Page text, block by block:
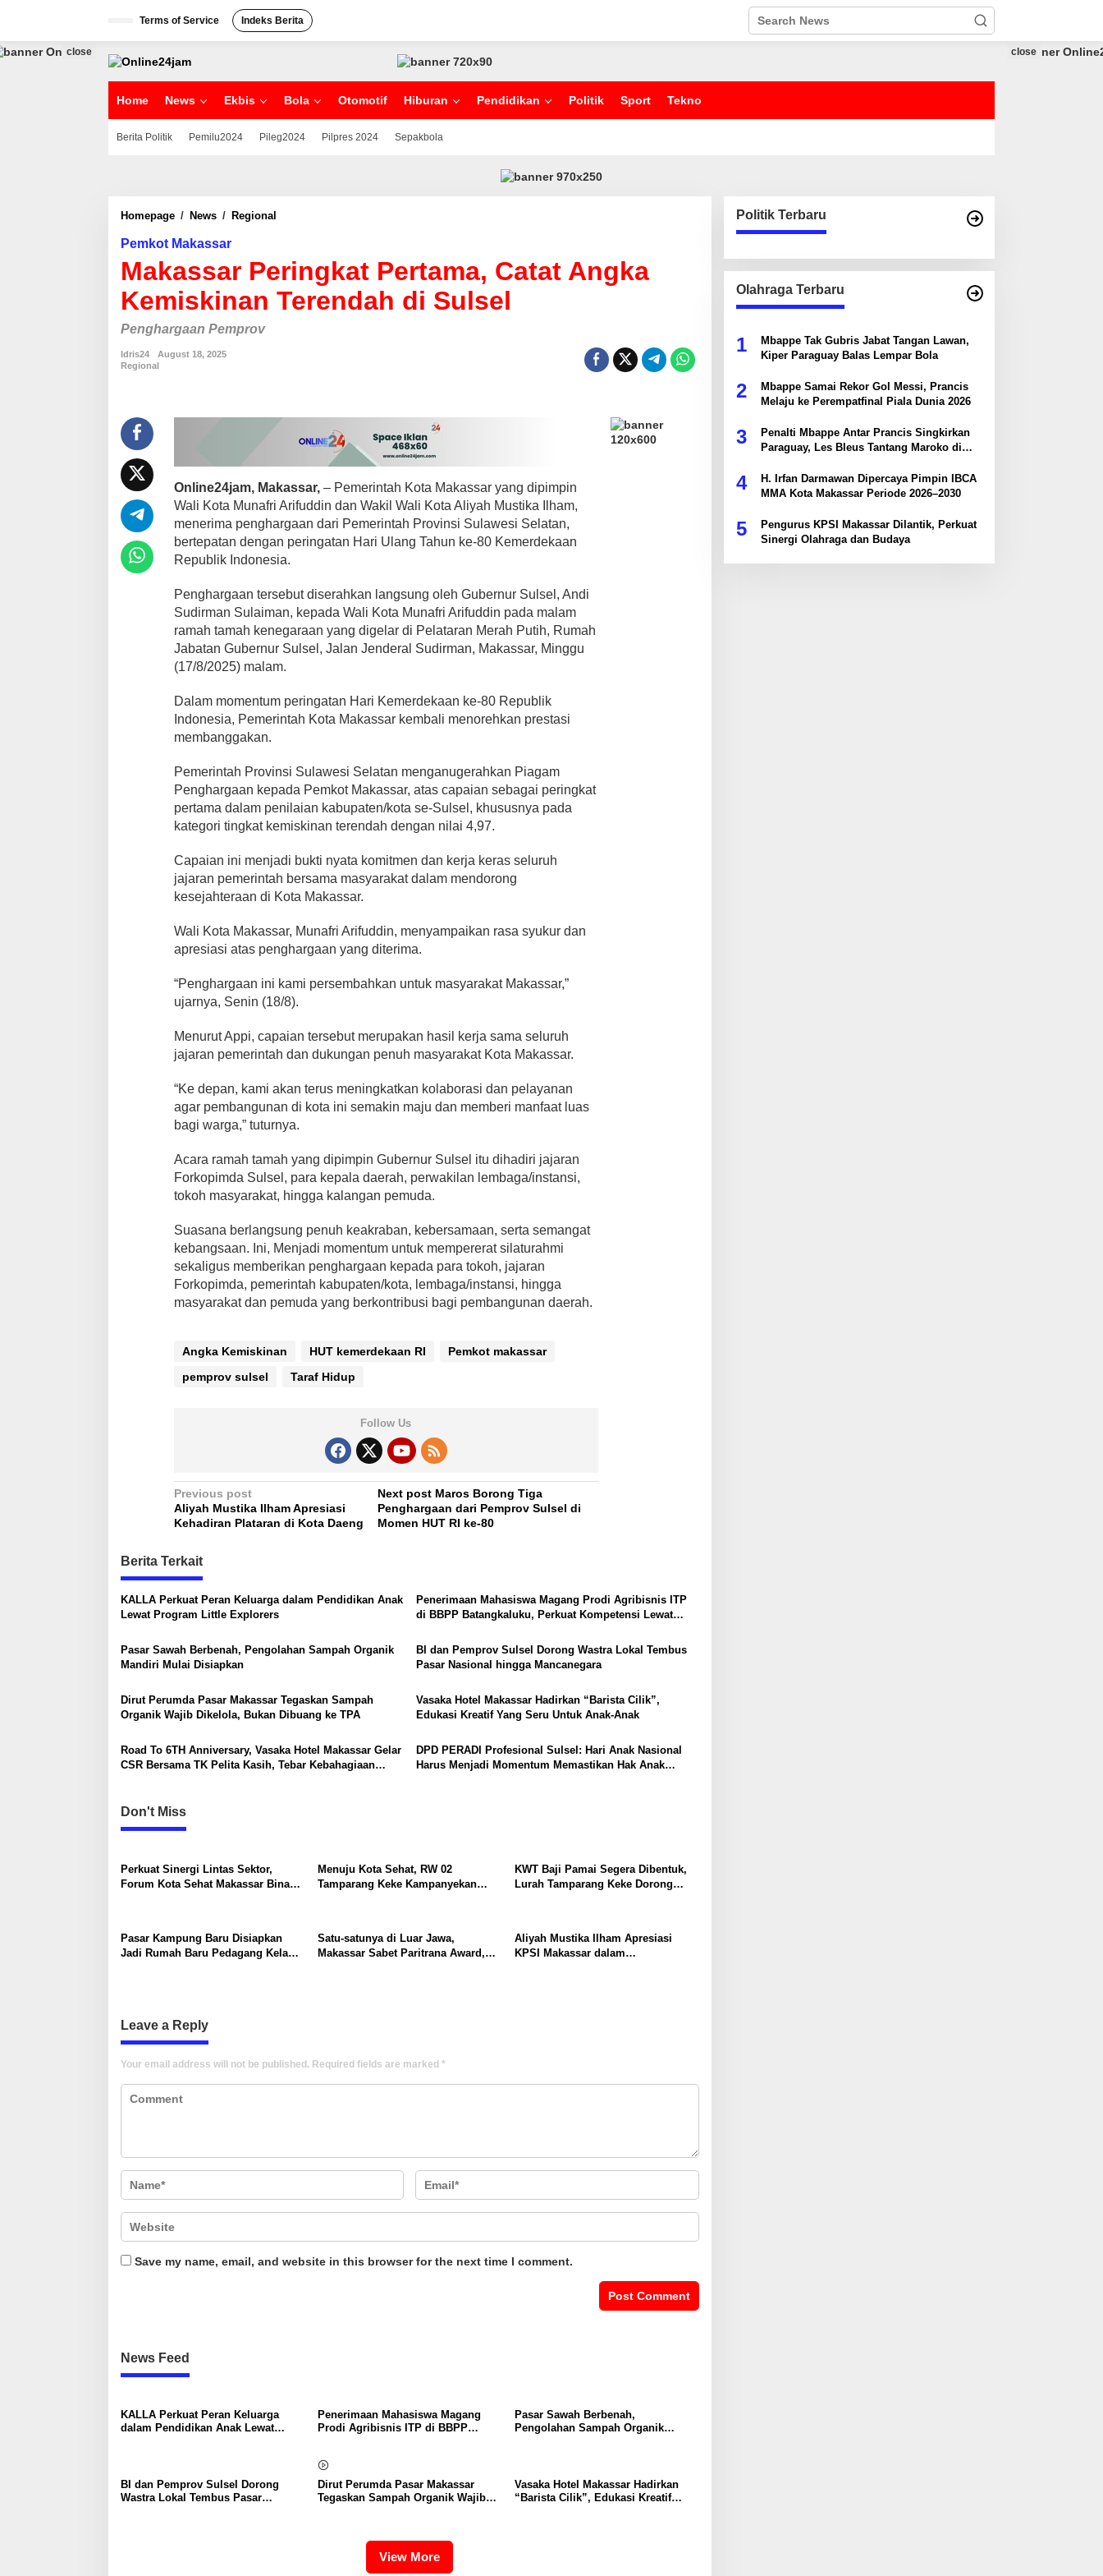
p
Terms of Service Indeks Berita
Home News Ekbis Bola Otomotif Hiburan Pendidikan Politik Sport Tekno
Berita Politik Pemilu2024 Pileg2024 Pilpres 2024 Sepakbola
close close
Homepage / News / Regional
s
s
k
P
e
r
t
a
m
a
a
t
a
t
n
k
a
i
s
k
i
n
T
e
n
d
h
d
u
l
e
l
Pemkot Makassar
Makassar Peringkat Pertama, Catat Angka
Kemiskinan Terendah di Sulsel
Penghargaan Pemprov
Idris24
August 18, 2025
Regional
Online24jam, Makassar,– Pemerintah Kota Makassar yang dipimpin
Wali Kota Munafri Arifuddin dan Wakil Wali Kota Aliyah Mustika Ilham,
menerima penghargaan dari Pemerintah Provinsi Sulawesi Selatan,
bertepatan dengan peringatan Hari Ulang Tahun ke-80 Kemerdekaan
Republik Indonesia.
Penghargaan tersebut diserahkan langsung oleh Gubernur Sulsel, Andi
Sudirman Sulaiman, kepada Wali Kota Munafri Arifuddin pada malam
ramah tamah kenegaraan yang digelar di Pelataran Merah Putih, Rumah
Jabatan Gubernur Sulsel, Jalan Jenderal Sudirman, Makassar, Minggu
(17/8/2025) malam.
Dalam momentum peringatan Hari Kemerdekaan ke-80 Republik
Indonesia, Pemerintah Kota Makassar kembali menorehkan prestasi
membanggakan.
Pemerintah Provinsi Sulawesi Selatan menganugerahkan Piagam
Penghargaan kepada Pemkot Makassar, atas capaian sebagai peringkat
pertama dalam penilaian kabupaten/kota se-Sulsel, khususnya pada
kategori tingkat kemiskinan terendah dengan nilai 4,97.
Capaian ini menjadi bukti nyata komitmen dan kerja keras seluruh
jajaran pemerintah bersama masyarakat dalam mendorong
kesejahteraan di Kota Makassar.
Wali Kota Makassar, Munafri Arifuddin, menyampaikan rasa syukur dan
apresiasi atas penghargaan yang diterima.
“Penghargaan ini kami persembahkan untuk masyarakat Makassar,”
ujarnya, Senin (18/8).
Menurut Appi, capaian tersebut merupakan hasil kerja sama seluruh
jajaran pemerintah dan dukungan penuh masyarakat Kota Makassar.
“Ke depan, kami akan terus meningkatkan kolaborasi dan pelayanan
agar pembangunan di kota ini semakin maju dan memberi manfaat luas
bagi warga,” tuturnya.
Acara ramah tamah yang dipimpin Gubernur Sulsel itu dihadiri jajaran
Forkopimda Sulsel, para kepala daerah, perwakilan lembaga/instansi,
tokoh masyarakat, hingga kalangan pemuda.
Suasana berlangsung penuh keakraban, kebersamaan, serta semangat
kebangsaan. Ini, Menjadi momentum untuk mempererat silaturahmi
sekaligus memberikan penghargaan kepada para tokoh, jajaran
Forkopimda, pemerintah kabupaten/kota, lembaga/instansi, hingga
masyarakat dan pemuda yang berkontribusi bagi pembangunan daerah.
Angka Kemiskinan HUT kemerdekaan RI
Pemkot makassar
pemprov sulsel
Taraf Hidup
Follow Us
P
o
t
n
a
i
a
t
i
o
Previous post
Aliyah Mustika Ilham Apresiasi
Kehadiran Plataran di Kota Daeng
Next post Maros Borong Tiga
Penghargaan dari Pemprov Sulsel di
Momen HUT RI ke-80
Berita Terkait
KALLA Perkuat Peran Keluarga dalam Pendidikan Anak
Lewat Program Little Explorers
Penerimaan Mahasiswa Magang Prodi Agribisnis ITP
di BBPP Batangkaluku, Perkuat Kompetensi Lewat
Pasar Sawah Berbenah, Pengolahan Sampah Organik
Mandiri Mulai Disiapkan
BI dan Pemprov Sulsel Dorong Wastra Lokal Tembus
Pasar Nasional hingga Mancanegara
Dirut Perumda Pasar Makassar Tegaskan Sampah
Organik Wajib Dikelola, Bukan Dibuang ke TPA
Vasaka Hotel Makassar Hadirkan “Barista Cilik”,
Edukasi Kreatif Yang Seru Untuk Anak-Anak
Road To 6TH Anniversary, Vasaka Hotel Makassar Gelar
CSR Bersama TK Pelita Kasih, Tebar Kebahagiaan
DPD PERADI Profesional Sulsel: Hari Anak Nasional
Harus Menjadi Momentum Memastikan Hak Anak
Don't Miss
Perkuat Sinergi Lintas Sektor,
Forum Kota Sehat Makassar Bina
Menuju Kota Sehat, RW 02
Tamparang Keke Kampanyekan
KWT Baji Pamai Segera Dibentuk,
Lurah Tamparang Keke Dorong
Pasar Kampung Baru Disiapkan
Jadi Rumah Baru Pedagang Kelapa
Satu-satunya di Luar Jawa,
Makassar Sabet Paritrana Award,
Aliyah Mustika Ilham Apresiasi
KPSI Makassar dalam
Leave a Reply
Your email address will not be published. Required fields are marked *
Save my name, email, and website in this browser for the next time I comment.
News Feed
KALLA Perkuat Peran Keluarga
dalam Pendidikan Anak Lewat
Penerimaan Mahasiswa Magang
Prodi Agribisnis ITP di BBPP
Pasar Sawah Berbenah,
Pengolahan Sampah Organik
BI dan Pemprov Sulsel Dorong
Wastra Lokal Tembus Pasar
Dirut Perumda Pasar Makassar
Tegaskan Sampah Organik Wajib
Vasaka Hotel Makassar Hadirkan
“Barista Cilik”, Edukasi Kreatif
View More
Politik Terbaru
Olahraga Terbaru
1
Mbappe Tak Gubris Jabat Tangan Lawan,
Kiper Paraguay Balas Lempar Bola
2
Mbappe Samai Rekor Gol Messi, Prancis
Melaju ke Perempatfinal Piala Dunia 2026
3
Penalti Mbappe Antar Prancis Singkirkan
Paraguay, Les Bleus Tantang Maroko di
4
H. Irfan Darmawan Dipercaya Pimpin IBCA
MMA Kota Makassar Periode 2026–2030
5
Pengurus KPSI Makassar Dilantik, Perkuat
Sinergi Olahraga dan Budaya